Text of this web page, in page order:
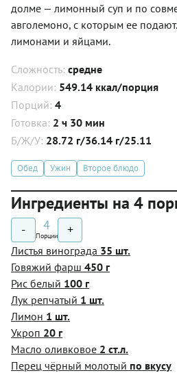
долме — лимонный суп и по
авголемоно, с которым ее подают.
лимонами и яйцами.
Сложность: средне
Калории: 549.14 ккал/порция
Порций: 4
Готовка: 2 ч 30 мин
Б/Ж/У: 28.72 г/36.14 г/25.11
Обед Ужин Второе блюдо
Ингредиенты на 4
- 4
Порции +
Листья винограда 35 шт.
Говяжий фарш 450 г
Рис белый 100 г
Лук репчатый 1 шт.
Лимон 1 шт.
Укроп 20 г
Масло оливковое 2 ст.л.
Перец чёрный молотый по вкусу